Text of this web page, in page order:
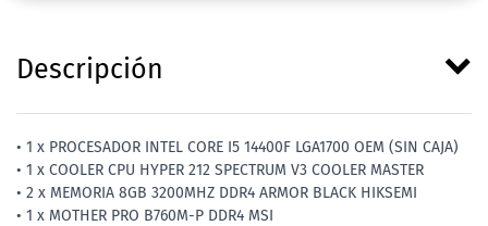
Descripción
• 1 x PROCESADOR INTEL CORE I5 14400F LGA1700 OEM (SIN CAJA)
• 1 x COOLER CPU HYPER 212 SPECTRUM V3 COOLER MASTER
• 2 x MEMORIA 8GB 3200MHZ DDR4 ARMOR BLACK HIKSEMI
• 1 x MOTHER PRO B760M-P DDR4 MSI